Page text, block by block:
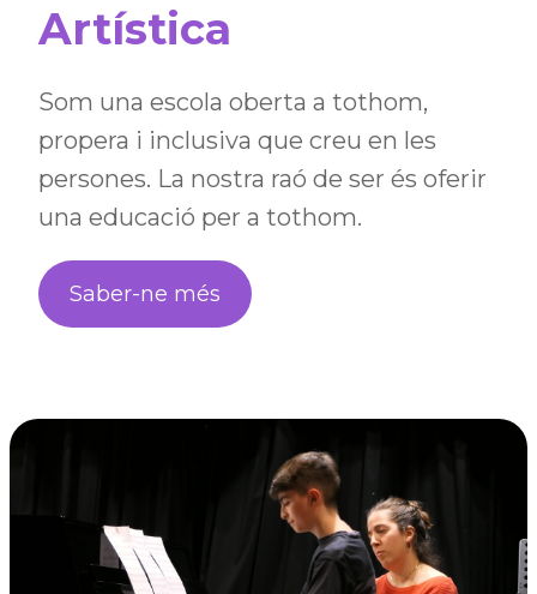
Artística
Som una escola oberta a tothom,
propera i inclusiva que creu en les
persones. La nostra raó de ser és oferir
una educació per a tothom.
Saber-ne més